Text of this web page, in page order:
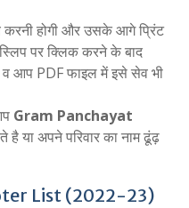
होगी और उसके आगे प्रिंट
पर क्लिक करने के बाद
व आप PDF फाइल में इसे सेव भी
Gram Panchayat
या अपने परिवार का नाम ढूंढ़
List (2022-23)